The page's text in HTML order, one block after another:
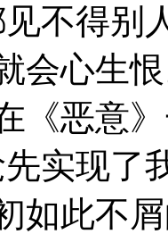
不得别
会心生
《恶意
实现了
如此不